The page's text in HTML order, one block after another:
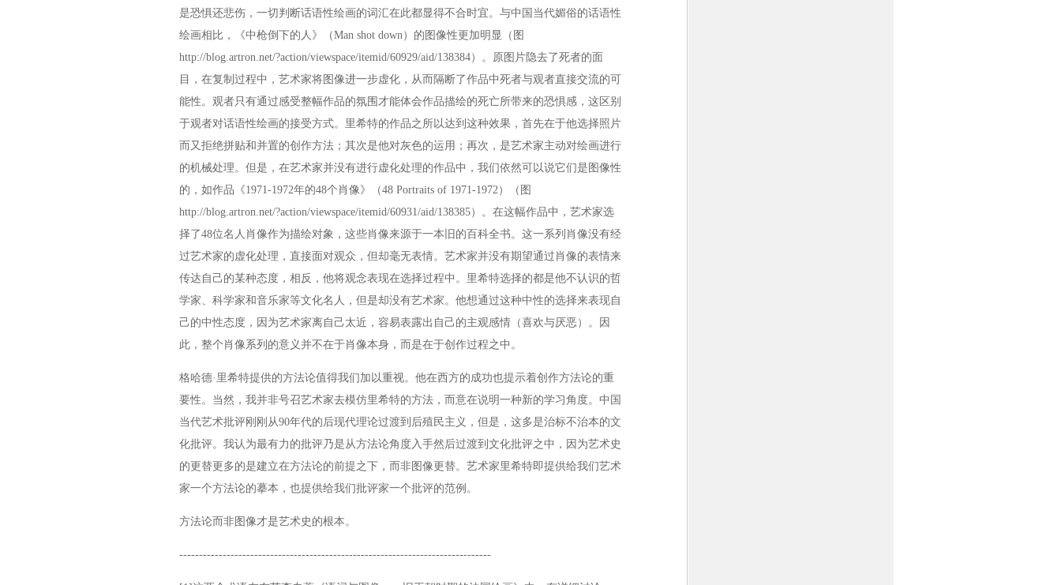
是恐惧还悲伤，一切判断话语性绘画的词汇在此都显得不合时宜。与中国当代媚俗的话语性
绘画相比，《中枪倒下的人》（Man shot down）的图像性更加明显（图
http://blog.artron.net/?action/viewspace/itemid/60929/aid/138384）。原图片隐去了死者的面
目，在复制过程中，艺术家将图像进一步虚化，从而隔断了作品中死者与观者直接交流的可
能性。观者只有通过感受整幅作品的氛围才能体会作品描绘的死亡所带来的恐惧感，这区别
于观者对话语性绘画的接受方式。里希特的作品之所以达到这种效果，首先在于他选择照片
而又拒绝拼贴和并置的创作方法；其次是他对灰色的运用；再次，是艺术家主动对绘画进行
的机械处理。但是，在艺术家并没有进行虚化处理的作品中，我们依然可以说它们是图像性
的，如作品《1971-1972年的48个肖像》（48 Portraits of 1971-1972）（图
http://blog.artron.net/?action/viewspace/itemid/60931/aid/138385）。在这幅作品中，艺术家选
择了48位名人肖像作为描绘对象，这些肖像来源于一本旧的百科全书。这一系列肖像没有经
过艺术家的虚化处理，直接面对观众，但却毫无表情。艺术家并没有期望通过肖像的表情来
传达自己的某种态度，相反，他将观念表现在选择过程中。里希特选择的都是他不认识的哲
学家、科学家和音乐家等文化名人，但是却没有艺术家。他想通过这种中性的选择来表现自
己的中性态度，因为艺术家离自己太近，容易表露出自己的主观感情（喜欢与厌恶）。因
此，整个肖像系列的意义并不在于肖像本身，而是在于创作过程之中。
格哈德·里希特提供的方法论值得我们加以重视。他在西方的成功也提示着创作方法论的重
要性。当然，我并非号召艺术家去模仿里希特的方法，而意在说明一种新的学习角度。中国
当代艺术批评刚刚从90年代的后现代理论过渡到后殖民主义，但是，这多是治标不治本的文
化批评。我认为最有力的批评乃是从方法论角度入手然后过渡到文化批评之中，因为艺术史
的更替更多的是建立在方法论的前提之下，而非图像更替。艺术家里希特即提供给我们艺术
家一个方法论的摹本，也提供给我们批评家一个批评的范例。
方法论而非图像才是艺术史的根本。
-------------------------------------------------------------------------------